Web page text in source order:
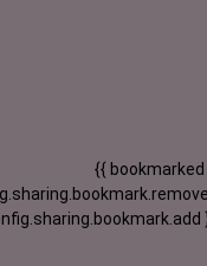
{{ bookmarked